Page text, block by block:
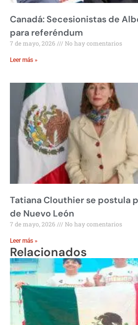
Canadá: Secesionistas de
para referéndum
7 de mayo, 2026 No hay comentarios
Leer más »
Tatiana Clouthier se postula
de Nuevo León
7 de mayo, 2026 No hay comentarios
Leer más »
Relacionados